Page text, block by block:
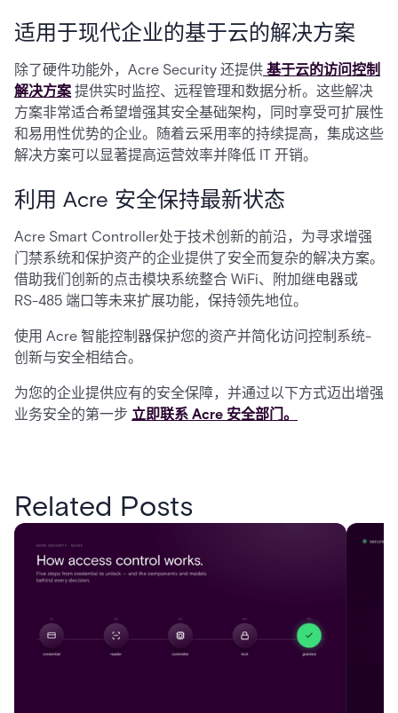
适用于现代企业的基于云的解决方案
除了硬件功能外，Acre Security 还提供 基于云的访问控制
解决方案 提供实时监控、远程管理和数据分析。这些解决
方案非常适合希望增强其安全基础架构，同时享受可扩展性
和易用性优势的企业。随着云采用率的持续提高，集成这些
解决方案可以显著提高运营效率并降低 IT 开销。
利用 Acre 安全保持最新状态
Acre Smart Controller处于技术创新的前沿，为寻求增强
门禁系统和保护资产的企业提供了安全而复杂的解决方案。
借助我们创新的点击模块系统整合 WiFi、附加继电器或
RS-485 端口等未来扩展功能，保持领先地位。
使用 Acre 智能控制器保护您的资产并简化访问控制系统-
创新与安全相结合。
为您的企业提供应有的安全保障，并通过以下方式迈出增强
业务安全的第一步 立即联系 Acre 安全部门。
Related Posts